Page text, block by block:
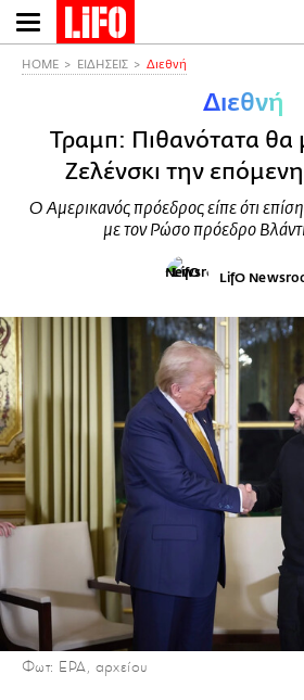
Παράκαμψη
προς
HOME ΕΙΔΗΣΕΙΣ Διεθνή
Διεθνή
Τραμπ: Πιθανότατα θα
Ζελένσκι την
Ο Αμερικανός πρόεδρος είπε ότι
με τον Ρώσο πρόεδρο
LifO
Φωτ: EPA, αρχείου